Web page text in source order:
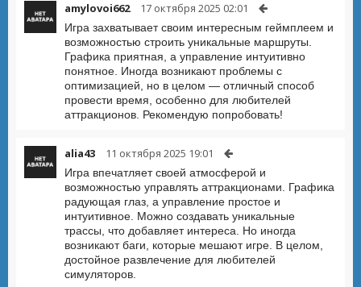
amylovoi662 17 октября 2025 02:01
Игра захватывает своим интересным геймплеем и
возможностью строить уникальные маршруты.
Графика приятная, а управление интуитивно
понятное. Иногда возникают проблемы с
оптимизацией, но в целом — отличный способ
провести время, особенно для любителей
аттракционов. Рекомендую попробовать!
alia43 11 октября 2025 19:01
Игра впечатляет своей атмосферой и
возможностью управлять аттракционами. Графика
радующая глаз, а управление простое и
интуитивное. Можно создавать уникальные
трассы, что добавляет интереса. Но иногда
возникают баги, которые мешают игре. В целом,
достойное развлечение для любителей
симуляторов.